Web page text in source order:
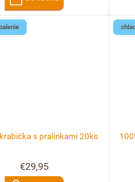
s pralinkami 20ks
€29,95